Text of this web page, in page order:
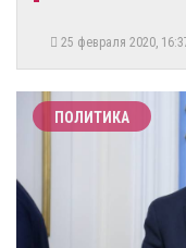
25 февраля 2020,
ПОЛИТИКА